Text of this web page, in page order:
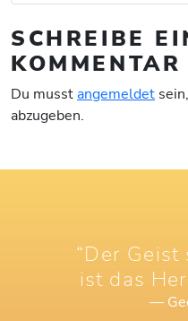
SCHREIBE
KOMMENTAR
Du musstangemeldet
abzugeben.
“Der Geist
ist das
—